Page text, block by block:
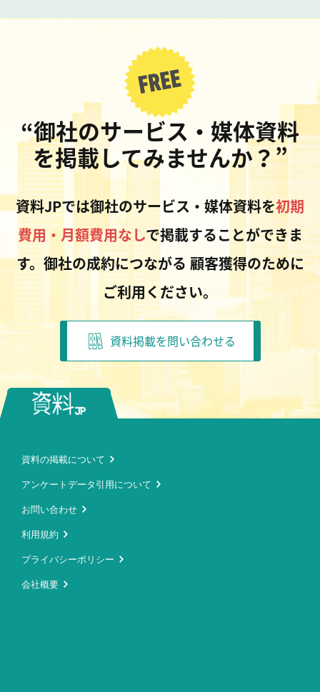
“御社のサービス・媒体資料
を掲載してみませんか？”
資料JPでは御社のサービス・媒体資料を初期
費用・月額費用なしで掲載することができま
す。御社の成約につながる 顧客獲得のために
ご利用ください。
資料掲載を問い合わせる
資料の掲載について
アンケートデータ引用について
お問い合わせ
利用規約
プライバシーポリシー
会社概要